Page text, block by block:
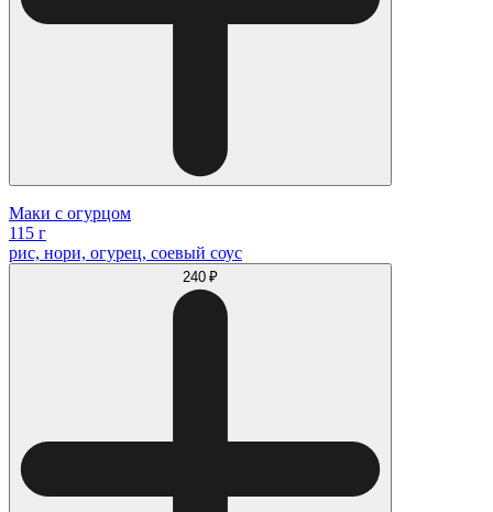
Маки с огурцом
115 г
рис, нори, огурец, соевый соус
240 ₽